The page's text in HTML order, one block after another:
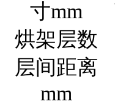
寸mm
烘架层数
层间距离
mm